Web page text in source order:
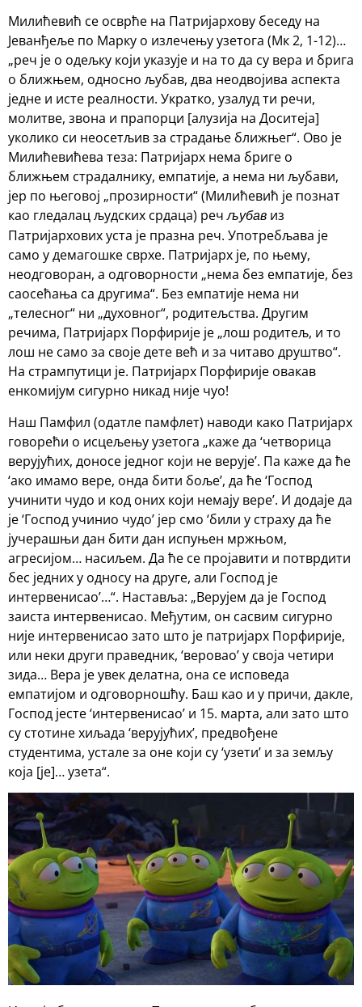
Милићевић се осврће на Патријархову беседу на
Јеванђеље по Марку о излечењу узетога (Мк 2, 1-12)…
„реч је о одељку који указује и на то да су вера и брига
о ближњем, односно љубав, два неодвојива аспекта
једне и исте реалности. Укратко, узалуд ти речи,
молитве, звона и прапорци [алузија на Доситеја]
уколико си неосетљив за страдање ближњег“. Ово је
Милићевићева теза: Патријарх нема бриге о
ближњем страдалнику, емпатије, а нема ни љубави,
јер по његовој „прозирности“ (Милићевић је познат
као гледалац људских срдаца) речљубав из
Патријархових уста је празна реч. Употребљава је
само у демагошке сврхе. Патријарх је, по њему,
неодговоран, а одговорности „нема без емпатије, без
саосећања са другима“. Без емпатије нема ни
„телесног“ ни „духовног“, родитељства. Другим
речима, Патријарх Порфирије је „лош родитељ, и то
лош не само за своје дете већ и за читаво друштво“.
На стрампутици је. Патријарх Порфирије овакав
енкомијум сигурно никад није чуо!
Наш Памфил (одатле памфлет) наводи како Патријарх
говорећи о исцељењу узетога „каже да ‘четворица
верујућих, доносе једног који не верује’. Па каже да ће
‘ако имамо вере, онда бити боље’, да ће ‘Господ
учинити чудо и код оних који немају вере’. И додаје да
је ‘Господ учинио чудо’ јер смо ‘били у страху да ће
јучерашњи дан бити дан испуњен мржњом,
агресијом… насиљем. Да ће се пројавити и потврдити
бес једних у односу на друге, али Господ је
интервенисао’…“. Наставља: „Верујем да је Господ
заиста интервенисао. Међутим, он сасвим сигурно
није интервенисао зато што је патријарх Порфирије,
или неки други праведник, ‘веровао’ у своја четири
зида… Вера је увек делатна, она се исповеда
емпатијом и одговорношћу. Баш као и у причи, дакле,
Господ јесте ‘интервенисао’ и 15. марта, али зато што
су стотине хиљада ‘верујућих’, предвођене
студентима, устале за оне који су ‘узети’ и за земљу
која [је]… узета“.